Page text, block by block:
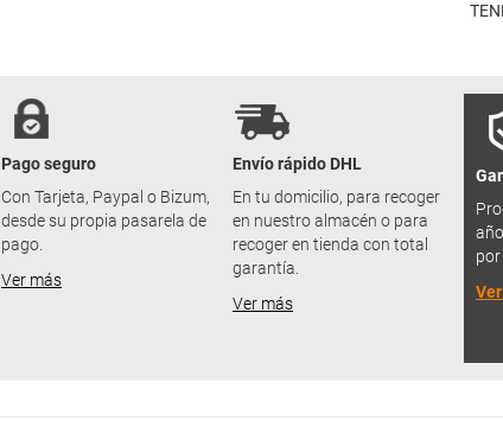
Pago seguro
Con Tarjeta, Paypal o Bizum,
desde su propia pasarela de
pago.
Ver más
Envío rápido DHL
En tu domicilio, para recoger
en nuestro almacén o para
recoger en tienda con total
garantía.
Ver más
por